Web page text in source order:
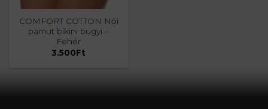
COMFORT COTTON Női
pamut bikini bugyi –
Fehér
3.500Ft